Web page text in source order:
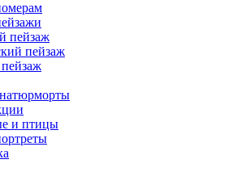
пейзаж
пейзаж
и птицы